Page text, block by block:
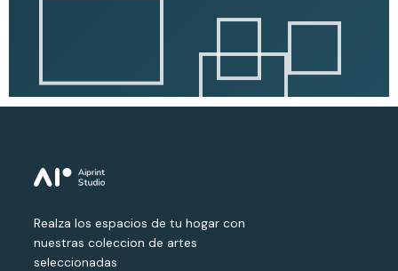
Realza los espacios de tu hogar con
nuestras coleccion de artes
seleccionadas